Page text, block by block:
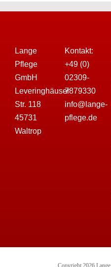
Lange
Pflege
GmbH
Leveringhäuser
Str. 118
45731
Waltrop
Kontakt:
+49 (0)
02309-
7879330
info@lange-
pflege.de
Copyright 2026 Lange